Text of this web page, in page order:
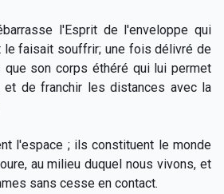
l'Esprit de l'enveloppe qui
le faisait souffrir; une fois délivré de
que son corps éthéré qui lui permet
et de franchir les distances avec la
l'espace ; ils constituent le monde
au milieu duquel nous vivons, et
sans cesse en contact.